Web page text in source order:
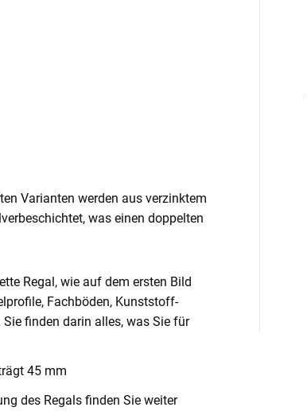
Varianten werden aus verzinktem
was einen doppelten
Regal, wie auf dem ersten Bild
Fachböden, Kunststoff-
finden darin alles, was Sie für
45 mm
des Regals finden Sie weiter